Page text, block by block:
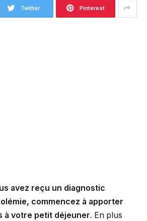
Twitter Pinterest
avez reçu un diagnostic
commencez à apporter
à votre petit déjeuner. En plus